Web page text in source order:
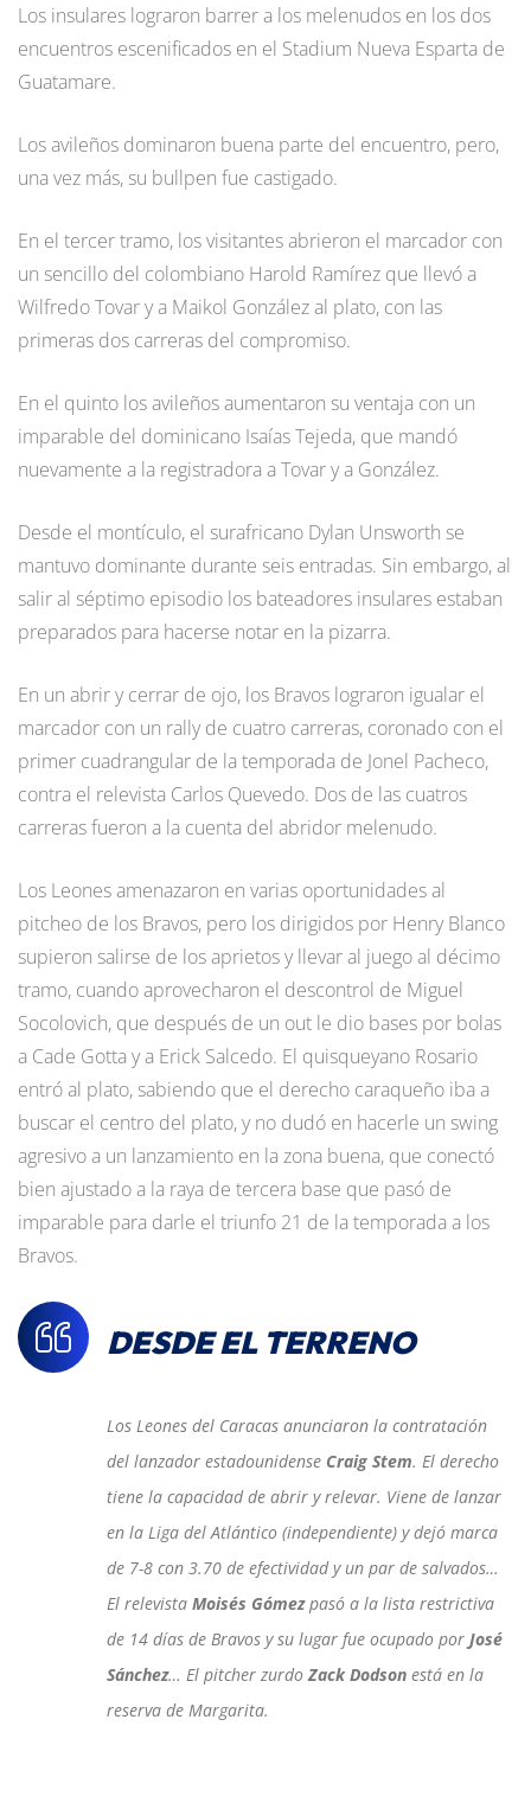
Los insulares lograron barrer a los melenudos en los dos
encuentros escenificados en el Stadium Nueva Esparta de
Guatamare.
Los avileños dominaron buena parte del encuentro, pero,
una vez más, su bullpen fue castigado.
En el tercer tramo, los visitantes abrieron el marcador con
un sencillo del colombiano Harold Ramírez que llevó a
Wilfredo Tovar y a Maikol González al plato, con las
primeras dos carreras del compromiso.
En el quinto los avileños aumentaron su ventaja con un
imparable del dominicano Isaías Tejeda, que mandó
nuevamente a la registradora a Tovar y a González.
Desde el montículo, el surafricano Dylan Unsworth se
mantuvo dominante durante seis entradas. Sin embargo, al
salir al séptimo episodio los bateadores insulares estaban
preparados para hacerse notar en la pizarra.
En un abrir y cerrar de ojo, los Bravos lograron igualar el
marcador con un rally de cuatro carreras, coronado con el
primer cuadrangular de la temporada de Jonel Pacheco,
contra el relevista Carlos Quevedo. Dos de las cuatros
carreras fueron a la cuenta del abridor melenudo.
Los Leones amenazaron en varias oportunidades al
pitcheo de los Bravos, pero los dirigidos por Henry Blanco
supieron salirse de los aprietos y llevar al juego al décimo
tramo, cuando aprovecharon el descontrol de Miguel
Socolovich, que después de un out le dio bases por bolas
a Cade Gotta y a Erick Salcedo. El quisqueyano Rosario
entró al plato, sabiendo que el derecho caraqueño iba a
buscar el centro del plato, y no dudó en hacerle un swing
agresivo a un lanzamiento en la zona buena, que conectó
bien ajustado a la raya de tercera base que pasó de
imparable para darle el triunfo 21 de la temporada a los
Bravos.
DESDE EL TERRENO
Los Leones del Caracas anunciaron la contratación
del lanzador estadounidense Craig Stem. El derecho
tiene la capacidad de abrir y relevar. Viene de lanzar
en la Liga del Atlántico (independiente) y dejó marca
de 7-8 con 3.70 de efectividad y un par de salvados…
El relevista Moisés Gómezpasó a la lista restrictiva
de 14 días de Bravos y su lugar fue ocupado por José
Sánchez… El pitcher zurdo Zack Dodson está en la
reserva de Margarita.